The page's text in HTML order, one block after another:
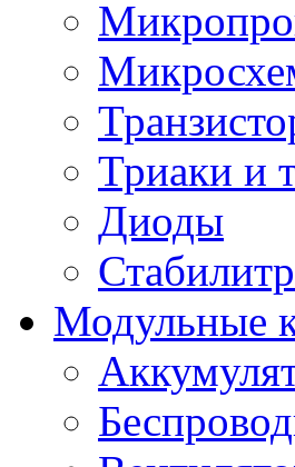
Триаки и
Диоды
Модульные